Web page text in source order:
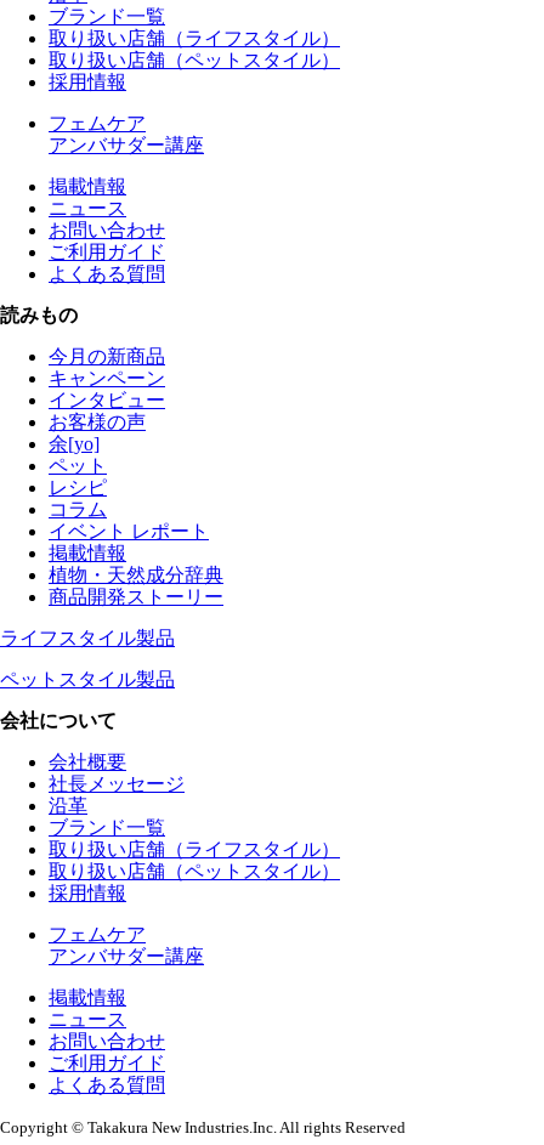
ブランド一覧
取り扱い店舗（ライフスタイル）
取り扱い店舗（ペットスタイル）
採用情報
フェムケア
アンバサダー講座
掲載情報
ニュース
お問い合わせ
ご利用ガイド
よくある質問
読みもの
今月の新商品
キャンペーン
インタビュー
お客様の声
余[yo]
ペット
レシピ
コラム
イベント レポート
掲載情報
植物・天然成分辞典
商品開発ストーリー
ライフスタイル製品
ペットスタイル製品
会社について
会社概要
社長メッセージ
沿革
ブランド一覧
取り扱い店舗（ライフスタイル）
取り扱い店舗（ペットスタイル）
採用情報
フェムケア
アンバサダー講座
掲載情報
ニュース
お問い合わせ
ご利用ガイド
よくある質問
Copyright © Takakura New Industries.Inc. All rights Reserved